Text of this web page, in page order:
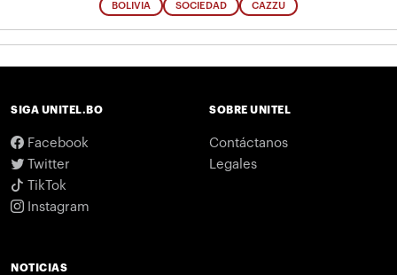
BOLIVIA SOCIEDAD CAZZU
SIGA UNITEL.BO
Facebook
Twitter
TikTok
Instagram
SOBRE UNITEL
Contáctanos
Legales
NOTICIAS